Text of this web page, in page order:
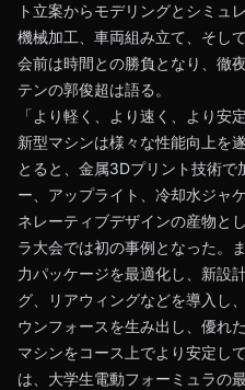
ト立案からモデリングとシミュ
機械加工、車両組み立て、そし
会前は時間との勝負となり、徹
テンの郭俊超は語る。
「より軽く、より速く、より安
新型マシンは様々な性能向上を
とると、金属3Dプリント技術で
ー、アップライト、冷却水ジャ
ネレーティブデザインの産物と
ラ大会では初の事例となった。
力パッケージを最適化し、新設
グ、リアウィングなどを導入し
ウンフォースを生み出し、優れ
マシンをコース上でより安定し
は、大学生電動フォーミュラの